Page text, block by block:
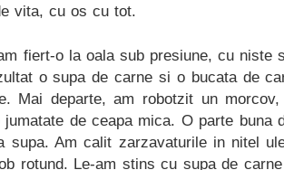
vita, cu os cu tot.
fiert-o la oala sub presiune, cu niste
o supa de carne si o bucata de
Mai departe, am robotzit un
de ceapa mica. O parte buna
supa. Am calit zarzavaturile in nitel
rotund. Le-am stins cu supa de